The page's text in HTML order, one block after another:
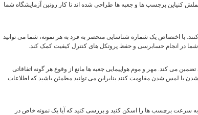
کنياین برچسب ها و جعبه ها طراحی شده اند تا کار روتین آزمایشگاه شما
با اختصاص یک شماره شناسایی منحصر به فرد به هر نمونه، شما می توانید
به شما در انجام حسابرسی و حفظ پروتکل های کنترل کیفیت کمک کند.
تضمین می کند. مهر و موم هواپیمایی جعبه ها مانع از وقوع هر گونه اتفاقاتی
یا لمس شدن مقاومت کنند.بنابراین می توانید مطمئن باشید که اطلاعات
به سرعت برچسب ها را اسکن کنید و بررسی کنید که آیا یک نمونه خاص در